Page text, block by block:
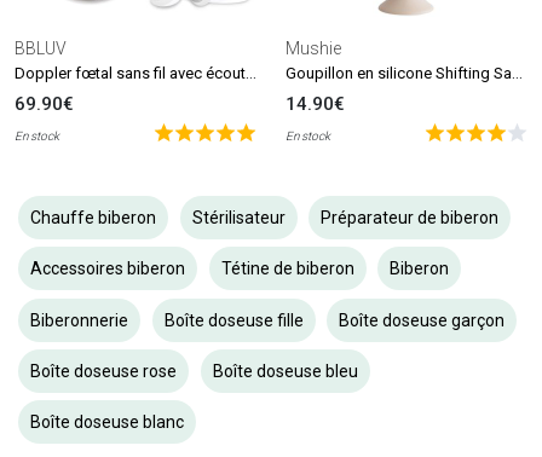
BBLUV
69.90€
En stock
Mushie
14.90€
En stock
Chauffe biberon Stérilisateur Préparateur de biberon
Accessoires biberon Tétine de biberon Biberon
Biberonnerie Boîte doseuse fille Boîte doseuse garçon
Boîte doseuse rose Boîte doseuse bleu
Boîte doseuse blanc